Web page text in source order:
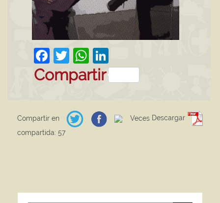
Facebook
TwitterWhatsApp
Compartir
Compartir en Descargar
Veces
compartida: 57